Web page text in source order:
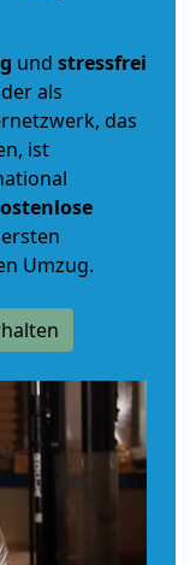
und stressfrei
als
das
ist
Umzug.